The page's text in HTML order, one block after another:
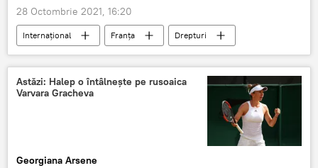
28 Octombrie 2021, 16:20
Internaţional Franța
Drepturi
Libertate
Democrație
Stare de urgență
COVID-19
Astăzi: Halep o întâlnește pe rusoaica
Varvara Gracheva
Georgiana Arsene